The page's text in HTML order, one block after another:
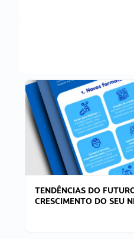
TENDÊNCIAS DO
CRESCIMENTO DO SEU